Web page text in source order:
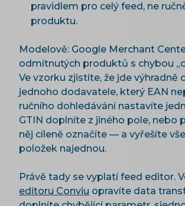
pravidlem pro celý feed, ne
produktu.
Modelově: Google Merchant
odmítnutých produktů s chybou
Ve vzorku zjistíte, že jde výhradně
jednoho dodavatele, který EAN
ručního dohledávání nastavíte
GTIN doplníte z jiného pole, nebo
něj cíleně označíte — a vyřešíte
položek najednou.
Právě tady se vyplatí feed editor.
editoru Conviu opravíte data